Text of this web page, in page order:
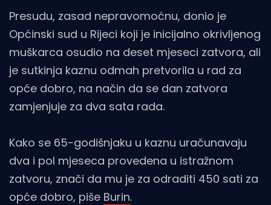
Presudu, zasad nepravomoćnu, donio je
Općinski sud u Rijeci koji je inicijalno okrivljenog
muškarca osudio na deset mjeseci zatvora, ali
je sutkinja kaznu odmah pretvorila u rad za
opće dobro, na način da se dan zatvora
zamjenjuje za dva sata rada.
Kako se 65-godišnjaku u kaznu uračunavaju
dva i pol mjeseca provedena u istražnom
zatvoru, znači da mu je za odraditi 450 sati za
opće dobro, piše Burin.